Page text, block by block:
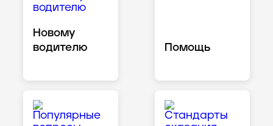
Новому
водителю
Помощь